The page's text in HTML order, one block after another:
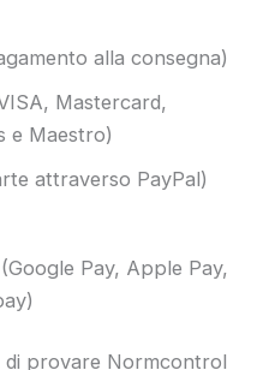
alla consegna)
Mastercard,
e Maestro)
attraverso PayPal)
Pay, Apple Pay,
di provare Normcontrol